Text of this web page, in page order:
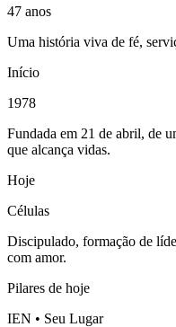
47 anos
Uma história viva de fé,
Início
1978
Fundada em 21 de abril, de
que alcança vidas.
Hoje
Células
Discipulado, formação de
com amor.
Pilares de hoje
IEN • Seu Lugar